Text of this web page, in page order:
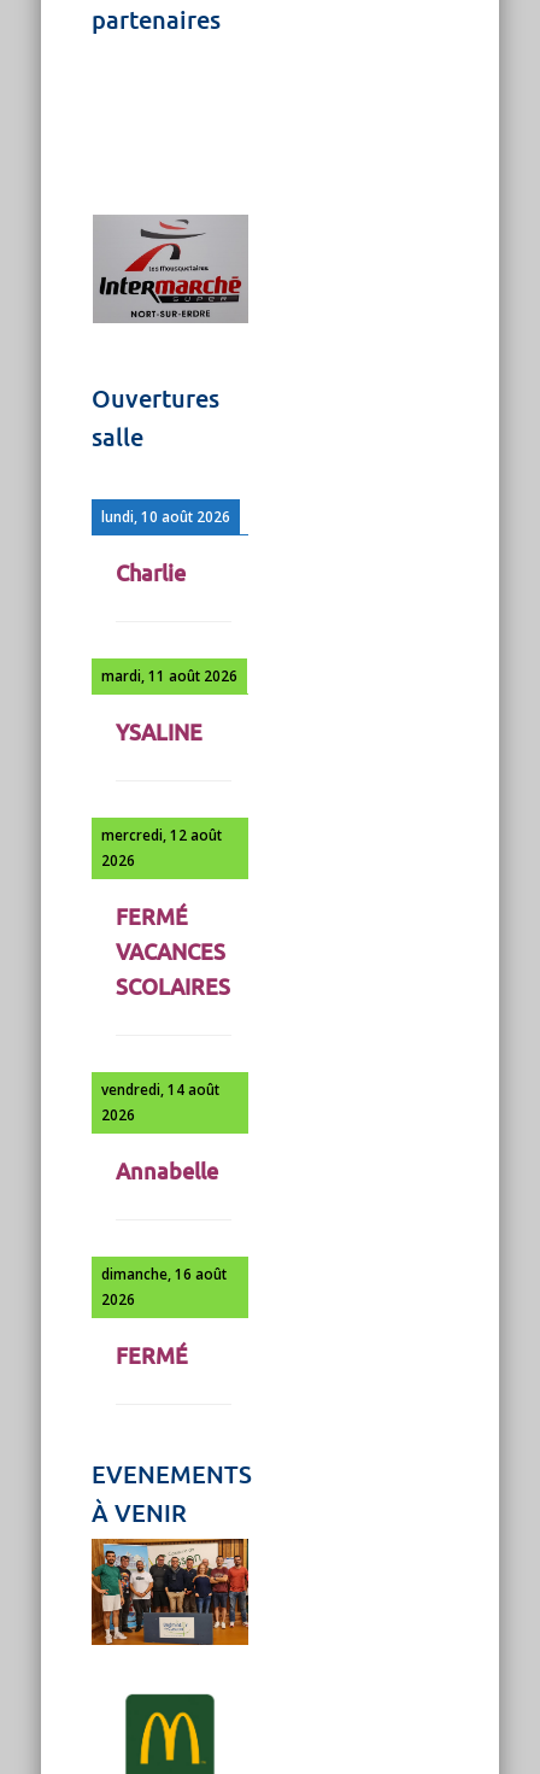
partenaires
Ouvertures
salle
lundi, 10 août 2026
Charlie
mardi, 11 août 2026
YSALINE
mercredi, 12 août
2026
FERMÉ
VACANCES
SCOLAIRES
vendredi, 14 août
2026
Annabelle
dimanche, 16 août
2026
FERMÉ
EVENEMENTS
À VENIR